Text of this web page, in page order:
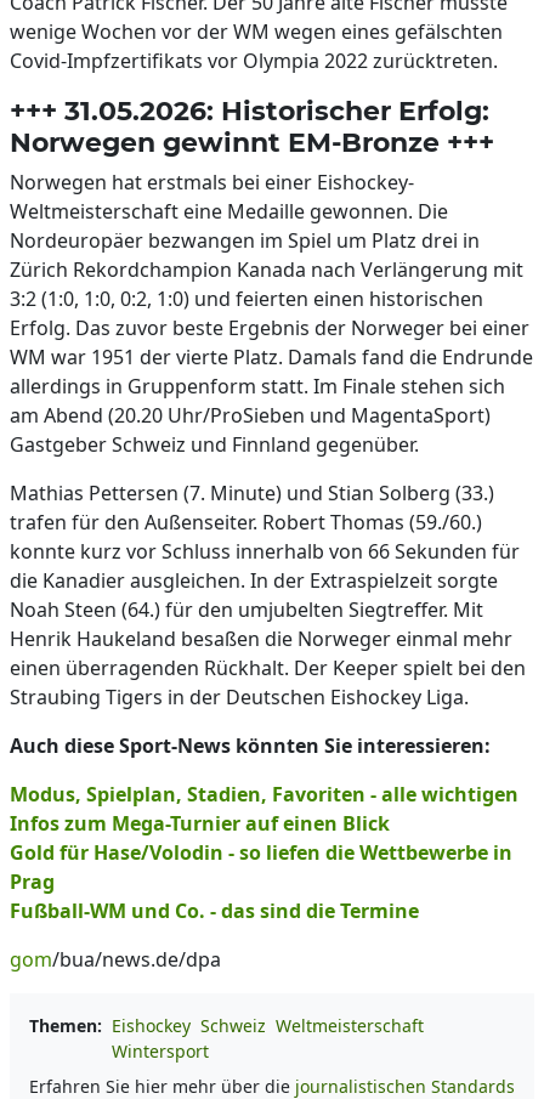
wenige Wochen vor der WM wegen eines gefälschten
Covid-Impfzertifikats vor Olympia 2022 zurücktreten.
+++ 31.05.2026: Historischer Erfolg:
Norwegen gewinnt EM-Bronze +++
Norwegen hat erstmals bei einer Eishockey-
Weltmeisterschaft eine Medaille gewonnen. Die
Nordeuropäer bezwangen im Spiel um Platz drei in
Zürich Rekordchampion Kanada nach Verlängerung mit
3:2 (1:0, 1:0, 0:2, 1:0) und feierten einen historischen
Erfolg. Das zuvor beste Ergebnis der Norweger bei einer
WM war 1951 der vierte Platz. Damals fand die Endrunde
allerdings in Gruppenform statt. Im Finale stehen sich
am Abend (20.20 Uhr/ProSieben und MagentaSport)
Gastgeber Schweiz und Finnland gegenüber.
Mathias Pettersen (7. Minute) und Stian Solberg (33.)
trafen für den Außenseiter. Robert Thomas (59./60.)
konnte kurz vor Schluss innerhalb von 66 Sekunden für
die Kanadier ausgleichen. In der Extraspielzeit sorgte
Noah Steen (64.) für den umjubelten Siegtreffer. Mit
Henrik Haukeland besaßen die Norweger einmal mehr
einen überragenden Rückhalt. Der Keeper spielt bei den
Straubing Tigers in der Deutschen Eishockey Liga.
Auch diese Sport-News könnten Sie interessieren:
Modus, Spielplan, Stadien, Favoriten - alle wichtigen
Infos zum Mega-Turnier auf einen Blick
Gold für Hase/Volodin - so liefen die Wettbewerbe in
Prag
Fußball-WM und Co. - das sind die Termine
gom/bua/news.de/dpa
Themen: Eishockey Schweiz Weltmeisterschaft
Wintersport
Erfahren Sie hier mehr über die journalistischen Standards